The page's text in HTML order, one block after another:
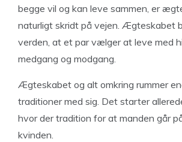
begge vil og kan leve sammen, er
naturligt skridt på vejen. Ægteskabet
verden, at et par vælger at leve med
medgang og modgang.
Ægteskabet og alt omkring rummer
traditioner med sig. Det starter
hvor der tradition for at manden går
kvinden.